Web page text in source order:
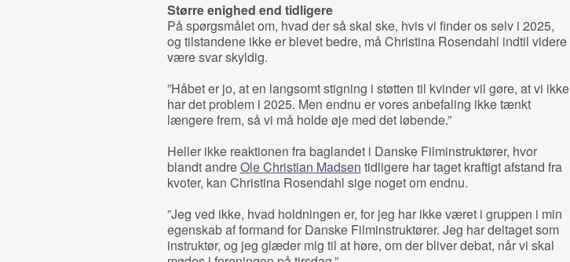
Større enighed end tidligere
På spørgsmålet om, hvad der så skal ske, hvis vi finder os selv i 2025,
og tilstandene ikke er blevet bedre, må Christina Rosendahl indtil videre
være svar skyldig.
”Håbet er jo, at en langsomt stigning i støtten til kvinder vil gøre, at vi ikke
har det problem i 2025. Men endnu er vores anbefaling ikke tænkt
længere frem, så vi må holde øje med det løbende.”
Heller ikke reaktionen fra baglandet i Danske Filminstruktører, hvor
blandt andreOle Christian Madsen tidligere har taget kraftigt afstand fra
kvoter, kan Christina Rosendahl sige noget om endnu.
”Jeg ved ikke, hvad holdningen er, for jeg har ikke været i gruppen i min
egenskab af formand for Danske Filminstruktører. Jeg har deltaget som
instruktør, og jeg glæder mig til at høre, om der bliver debat, når vi skal